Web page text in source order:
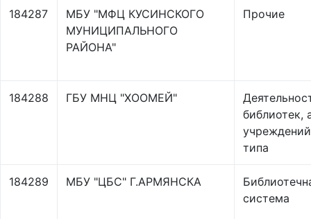
184287
МБУ "МФЦ КУСИНСКОГО
МУНИЦИПАЛЬНОГО
РАЙОНА"
Прочие
184288 ГБУ МНЦ "ХООМЕЙ"
библиотек,
типа
184289 МБУ "ЦБС" Г.АРМЯНСКА
система